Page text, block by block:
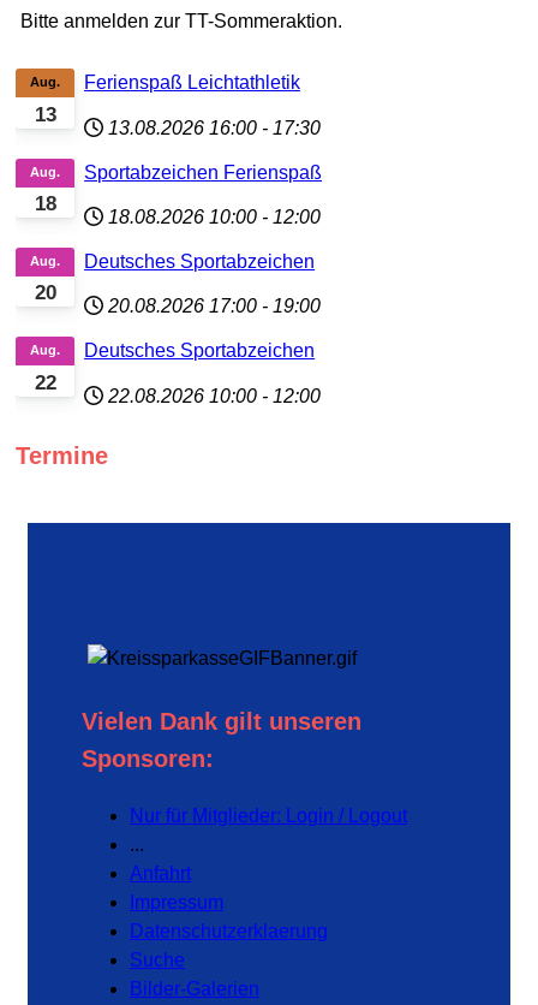
Bitte anmelden zur TT-Sommeraktion.
13
Aug. Ferienspaß Leichtathletik
13.08.2026 16:00 - 17:30
18
Aug. Sportabzeichen Ferienspaß
18.08.2026 10:00 - 12:00
20
Aug. Deutsches Sportabzeichen
20.08.2026 17:00 - 19:00
22
Aug. Deutsches Sportabzeichen
22.08.2026 10:00 - 12:00
Termine
Vielen Dank gilt unseren
Sponsoren:
Nur für Mitglieder: Login / Logout
...
Anfahrt
Impressum
Datenschutzerklaerung
Suche
Bilder-Galerien